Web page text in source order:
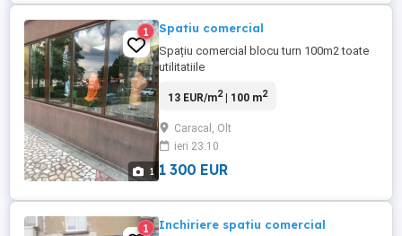
1
1 Spatiu comercial
Spațiu comercial blocu turn 100m2 toate
utilitatiile
13 EUR/m2| 100 m2
Caracal, Olt
ieri 23:10
1 300 EUR
1 Inchiriere spatiu comercial